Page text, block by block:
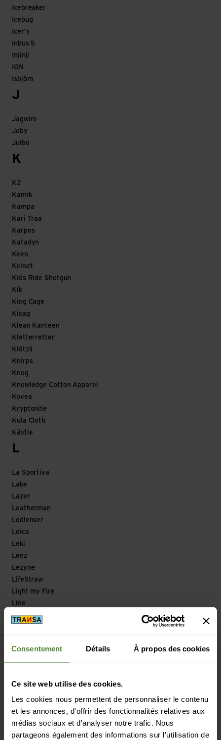
Consentement Détails À propos des cookies
Ce site web utilise des cookies.
Les cookies nous permettent de personnaliser le contenu
et les annonces, d'offrir des fonctionnalités relatives aux
médias sociaux et d'analyser notre trafic. Nous
partageons également des informations sur l'utilisation de
Icebreaker
Icebug
Icer's
Inbus 5
Injinji
ION
Isbjörn
J
Jagwire
Joby
Julbo
K
K2
Kamik
Kampa
Kari Traa
Karpos
Katadyn
Keen
Kelnet
Kids Ride Shotgun
Kik
King Cage
Kisag
Klean Kanteen
Kletterretter
Klötzli
Knirps
Knog
Knowledge Cotton Apparel
Kovea
Kryptonite
Kula Cloth
Kästle
L
La Sportiva
Lake
Lazer
Leatherman
Ledlenser
Leica
Leki
Lenz
Lezyne
LifeStraw
Light my Fire
Line
Lizard
Look
Looking for Wild
Lowe Alpine
Lowepro
LuCycle
Lundhags
Lyofood